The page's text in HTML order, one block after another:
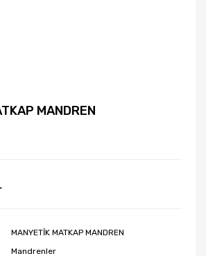
MANDREN
MANYETİK MATKAP MANDREN
Mandrenler